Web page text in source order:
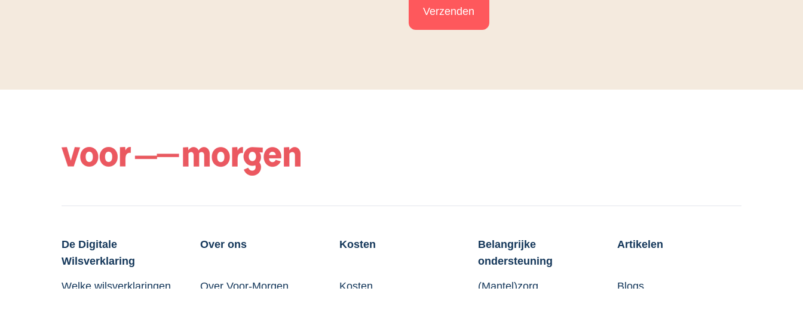
De Digitale
Wilsverklaring
Welke wilsverklaringen
Over ons
Over Voor-Morgen
Kosten
Kosten
Belangrijke
ondersteuning
(Mantel)zorg
Artikelen
Blogs